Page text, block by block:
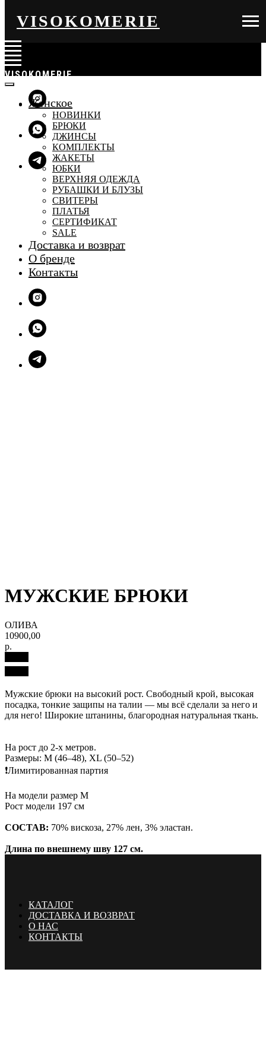
VISO KOMERIE
VISO KOMERIE
Женское
НОВИНКИ
БРЮКИ
ДЖИНСЫ
КОМПЛЕКТЫ
ЖАКЕТЫ
ЮБКИ
ВЕРХНЯЯ ОДЕЖДА
РУБАШКИ И БЛУЗЫ
СВИТЕРЫ
ПЛАТЬЯ
СЕРТИФИКАТ
SALE
Доставка и возврат
О бренде
Контакты
МУЖСКИЕ БРЮКИ
ОЛИВА
10900,00
р.
Мужские брюки на высокий рост. Свободный крой, высокая
посадка, тонкие защипы на талии — мы всё сделали за него и
для него! Широкие штанины, благородная натуральная ткань.
На рост до 2-х метров.
Размеры: M (46–48), XL (50–52)
❗️Лимитированная партия
На модели размер M
Рост модели 197 см
СОСТАВ: 70% вискоза, 27% лен, 3% эластан.
Длина по внешнему шву 127 см.
КАТАЛОГ
ДОСТАВКА И ВОЗВРАТ
О НАС
КОНТАКТЫ